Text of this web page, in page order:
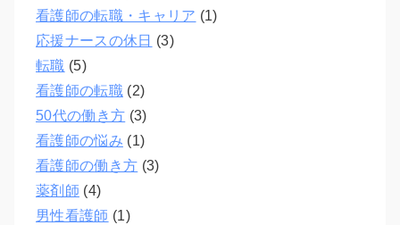
看護師の転職・キャリア (1)
応援ナースの休日 (3)
転職 (5)
看護師の転職(2)
50代の働き方 (3)
看護師の悩み (1)
看護師の働き方 (3)
薬剤師 (4)
男性看護師 (1)